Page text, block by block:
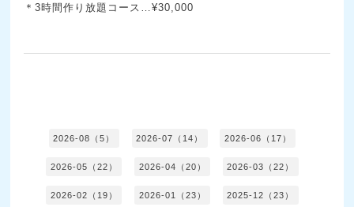
＊3時間作り放題コース…¥30,000
2026-08（5） 2026-07（14） 2026-06（17）
2026-05（22） 2026-04（20） 2026-03（22）
2026-02（19） 2026-01（23） 2025-12（23）